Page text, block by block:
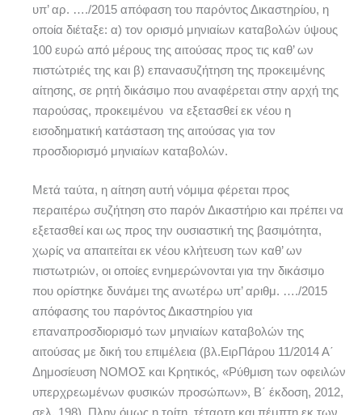
υπ’ αρ. …./2015 απόφαση του παρόντος Δικαστηρίου, η
οποία διέταξε: α) τον ορισμό μηνιαίων καταβολών ύψους
100 ευρώ από μέρους της αιτούσας προς τις καθ’ ων
πιστώτριές της και β) επανασυζήτηση της προκειμένης
αίτησης, σε ρητή δικάσιμο που αναφέρεται στην αρχή της
παρούσας, προκειμένου να εξετασθεί εκ νέου η
εισοδηματική κατάσταση της αιτούσας για τον
προσδιορισμό μηνιαίων καταβολών.
Μετά ταύτα, η αίτηση αυτή νόμιμα φέρεται προς
περαιτέρω συζήτηση στο παρόν Δικαστήριο και πρέπει να
εξετασθεί και ως προς την ουσιαστική της βασιμότητα,
χωρίς να απαιτείται εκ νέου κλήτευση των καθ’ ων
πιστωτριών, οι οποίες ενημερώνονται για την δικάσιμο
που ορίστηκε δυνάμει της ανωτέρω υπ’ αριθμ. …./2015
απόφασης του παρόντος Δικαστηρίου για
επαναπροσδιορισμό των μηνιαίων καταβολών της
αιτούσας με δική του επιμέλεια (βλ.ΕιρΠάρου 11/2014 Α΄
Δημοσίευση ΝΟΜΟΣ και Κρητικός, «Ρύθμιση των οφειλών
υπερχρεωμένων φυσικών προσώπων», Β΄ έκδοση, 2012,